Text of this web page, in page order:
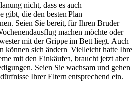
nicht, dass es auch
gibt, die den besten Plan
Seien Sie bereit, für Ihren Bruder
machen möchte oder
mit der Grippe im Bett liegt. Auch
können sich ändern. Vielleicht hatte Ihre
mit den Einkäufen, braucht jetzt aber
Seien Sie wachsam und gehen
Ihrer Eltern entsprechend ein.